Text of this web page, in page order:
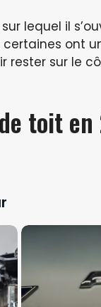
lequel il
certaines ont
rester sur le
toit en